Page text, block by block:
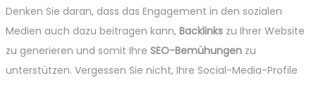
Denken Sie daran, dass das Engagement in den sozialen
Medien auch dazu beitragen kann, Backlinks zu Ihrer Website
zu generieren und somit Ihre SEO-Bemühungen zu
unterstützen. Vergessen Sie nicht, Ihre Social-Media-Profile